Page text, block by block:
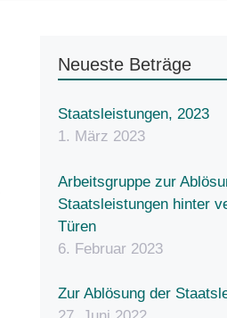
Neueste Beträge
Staatsleistungen, 2023
1. März 2023
Arbeitsgruppe zur
Staatsleistungen hinter
Türen
6. Februar 2023
Zur Ablösung der